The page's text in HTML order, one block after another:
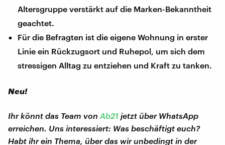
Altersgruppe verstärkt auf die Marken-Bekanntheit
geachtet.
Für die Befragten ist die eigene Wohnung in erster
Linie ein Rückzugsort und Ruhepol, um sich dem
stressigen Alltag zu entziehen und Kraft zu tanken.
Neu!
Ihr könnt das Team von Ab21 jetzt über WhatsApp
erreichen. Uns interessiert: Was beschäftigt euch?
Habt ihr ein Thema, über das wir unbedingt in der